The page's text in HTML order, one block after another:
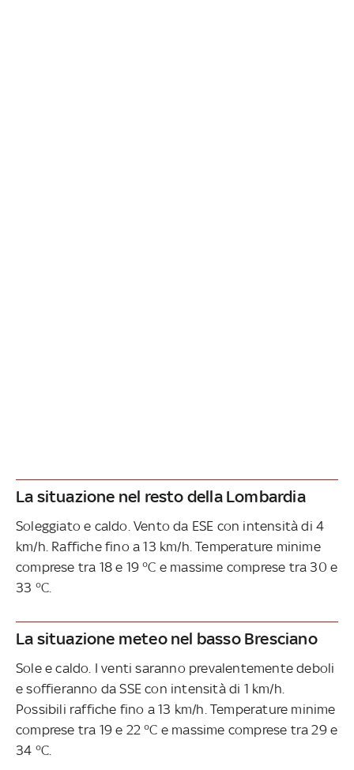
La situazione nel resto della Lombardia
Soleggiato e caldo. Vento da ESE con intensità di 4
km/h. Raffiche fino a 13 km/h. Temperature minime
comprese tra 18 e 19 °C e massime comprese tra 30 e
33 °C.
La situazione meteo nel basso Bresciano
Sole e caldo. I venti saranno prevalentemente deboli
e soffieranno da SSE con intensità di 1 km/h.
Possibili raffiche fino a 13 km/h. Temperature minime
comprese tra 19 e 22 °C e massime comprese tra 29 e
34 °C.